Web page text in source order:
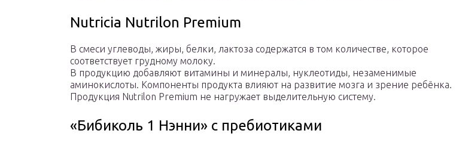
Nutricia Nutrilon Premium
В смеси углеводы, жиры, белки, лактоза содержатся в том количестве, которое
соответствует грудному молоку.
В продукцию добавляют витамины и минералы, нуклеотиды, незаменимые
аминокислоты. Компоненты продукта влияют на развитие мозга и зрение ребёнка.
Продукция Nutrilon Premium не нагружает выделительную систему.
«Бибиколь 1 Нэнни» с пребиотиками